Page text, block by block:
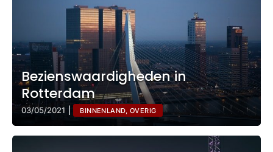
Bezienswaardigheden in
Rotterdam
03/05/2021 BINNENLAND, OVERIG